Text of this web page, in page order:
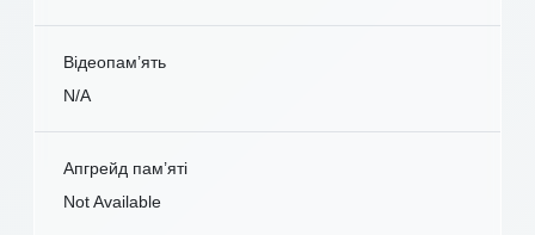
Відеопам’ять
N/A
Апгрейд пам’яті
Not Available